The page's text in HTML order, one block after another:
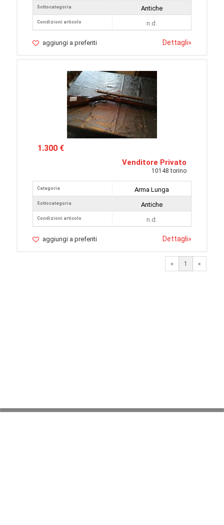
Sottocategoria
Condizioni articolo
Antiche
n.d.
aggiungi a preferiti Dettagli»
1.300 €
Venditore Privato
10148 torino
Categoria
Sottocategoria
Condizioni articolo
Arma Lunga
Antiche
n.d.
aggiungi a preferiti Dettagli»
« 1 «